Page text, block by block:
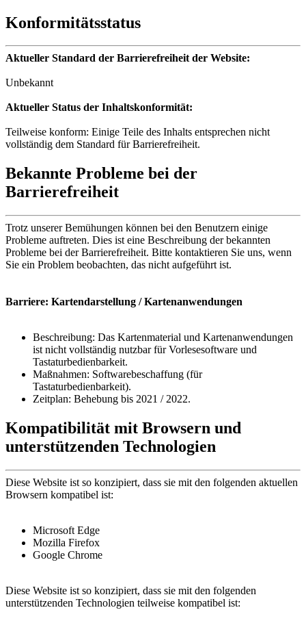
Konformitätsstatus
Aktueller Standard der Barrierefreiheit der Website:
Unbekannt
Aktueller Status der Inhaltskonformität:
Teilweise konform: Einige Teile des Inhalts entsprechen nicht
vollständig dem Standard für Barrierefreiheit.
Bekannte Probleme bei der
Barrierefreiheit
Trotz unserer Bemühungen können bei den Benutzern einige
Probleme auftreten. Dies ist eine Beschreibung der bekannten
Probleme bei der Barrierefreiheit. Bitte kontaktieren Sie uns, wenn
Sie ein Problem beobachten, das nicht aufgeführt ist.
Barriere: Kartendarstellung / Kartenanwendungen
Beschreibung: Das Kartenmaterial und Kartenanwendungen
ist nicht vollständig nutzbar für Vorlesesoftware und
Tastaturbedienbarkeit.
Maßnahmen: Softwarebeschaffung (für
Tastaturbedienbarkeit).
Zeitplan: Behebung bis 2021 / 2022.
Kompatibilität mit Browsern und
unterstützenden Technologien
Diese Website ist so konzipiert, dass sie mit den folgenden aktuellen
Browsern kompatibel ist:
Microsoft Edge
Mozilla Firefox
Google Chrome
Diese Website ist so konzipiert, dass sie mit den folgenden
unterstützenden Technologien teilweise kompatibel ist: